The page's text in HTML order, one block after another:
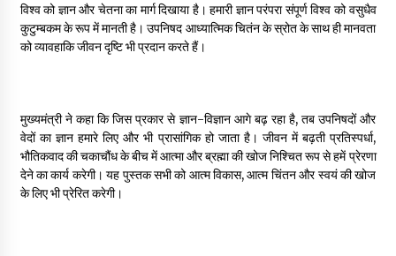
Thought Of The Day 9 May
May 9, 2022
विश्व को ज्ञान और चेतना का मार्ग दिखाया है। हमारी ज्ञान परंपरा संपूर्ण विश्व को वसुधैव
कुटुम्बकम के रूप में मानती है। उपनिषद आध्यात्मिक चितंन के स्रोत के साथ ही मानवता
को व्यावहाकि जीवन दृष्टि भी प्रदान करते हैं।
मुख्यमंत्री ने कहा कि जिस प्रकार से ज्ञान-विज्ञान आगे बढ़ रहा है, तब उपनिषदों और
वेदों का ज्ञान हमारे लिए और भी प्रासांगिक हो जाता है। जीवन में बढ़ती प्रतिस्पर्धा,
भौतिकवाद की चकाचौंध के बीच में आत्मा और ब्रह्मा की खोज निश्चित रूप से हमें प्रेरणा
देने का कार्य करेगी। यह पुस्तक सभी को आत्म विकास, आत्म चिंतन और स्वयं की खोज
के लिए भी प्रेरित करेगी।